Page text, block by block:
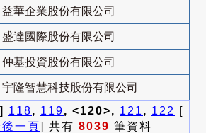
益華企業股份有限公司
盛達國際股份有限公司
仲基投資股份有限公司
宇隆智慧科技股份有限公司
] 118, 119, <120>, 121 , 122
[
一頁] 共有 8039 筆資料